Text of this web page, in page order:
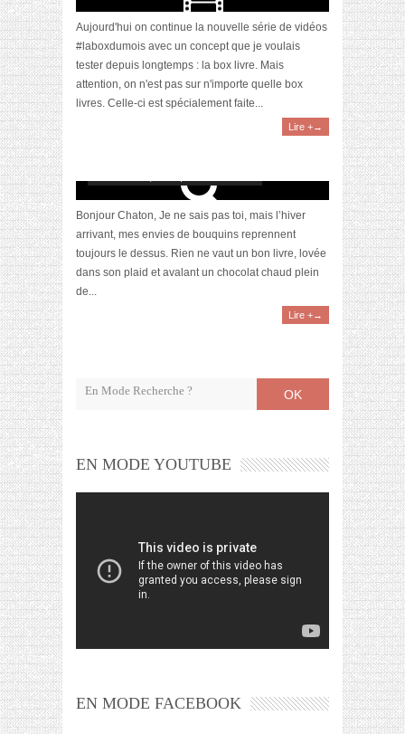
Aujourd'hui on continue la nouvelle série de vidéos
#laboxdumois avec un concept que je voulais
tester depuis longtemps : la box livre. Mais
attention, on n'est pas sur n'importe quelle box
livres. Celle-ci est spécialement faite...
Lire +→
Bonjour Chaton, Je ne sais pas toi, mais l’hiver
arrivant, mes envies de bouquins reprennent
toujours le dessus. Rien ne vaut un bon livre, lovée
dans son plaid et avalant un chocolat chaud plein
de...
Lire +→
OK
EN MODE YOUTUBE
EN MODE FACEBOOK